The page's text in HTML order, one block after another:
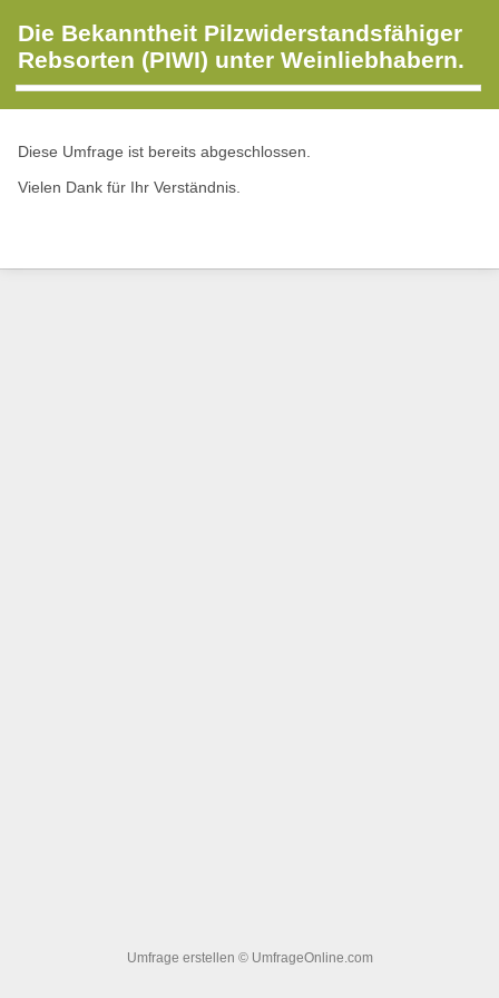
Die Bekanntheit Pilzwiderstandsfähiger
Rebsorten (PIWI) unter Weinliebhabern.
Diese Umfrage ist bereits abgeschlossen.
Vielen Dank für Ihr Verständnis.
Umfrage erstellen © UmfrageOnline.com